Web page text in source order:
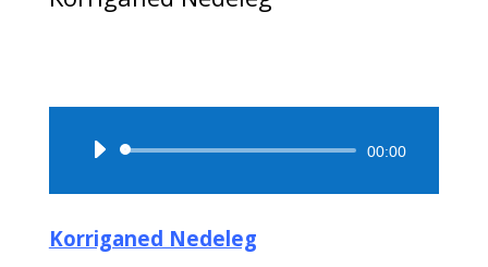
Lecteur
00:00
Korriganed Nedeleg